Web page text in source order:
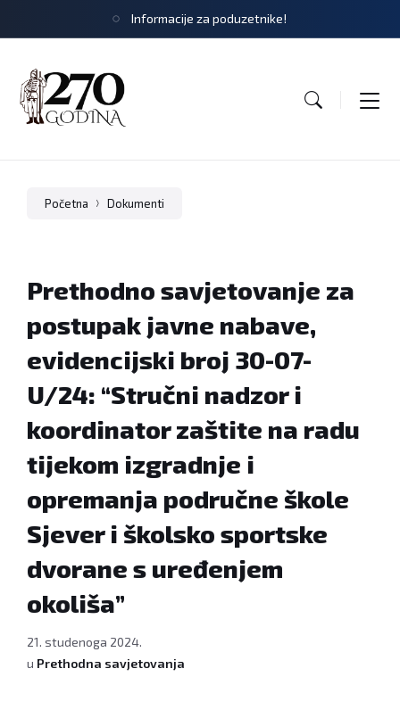
Informacije za poduzetnike!
Početna Dokumenti
Prethodno savjetovanje za
postupak javne nabave,
evidencijski broj 30-07-
U/24: “Stručni nadzor i
koordinator zaštite na radu
tijekom izgradnje i
opremanja područne škole
Sjever i školsko sportske
dvorane s uređenjem
okoliša”
21. studenoga 2024.
u Prethodna savjetovanja